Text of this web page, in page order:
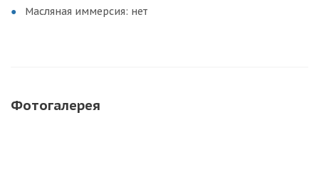
Масляная иммерсия: нет
Фотогалерея